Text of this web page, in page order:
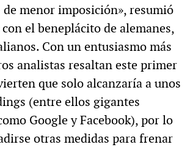
menor imposición», resumió
el beneplácito de alemanes,
Con un entusiasmo más
analistas resaltan este primer
que solo alcanzaría a unos
(entre ellos gigantes
Google y Facebook), por lo
otras medidas para frenar